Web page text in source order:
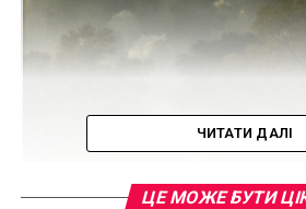
ЧИТАТИ ДАЛІ
ЦЕ МОЖЕ БУТИ